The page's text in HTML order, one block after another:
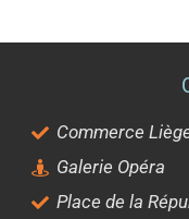
Commerce
Galerie Opéra
Place de la